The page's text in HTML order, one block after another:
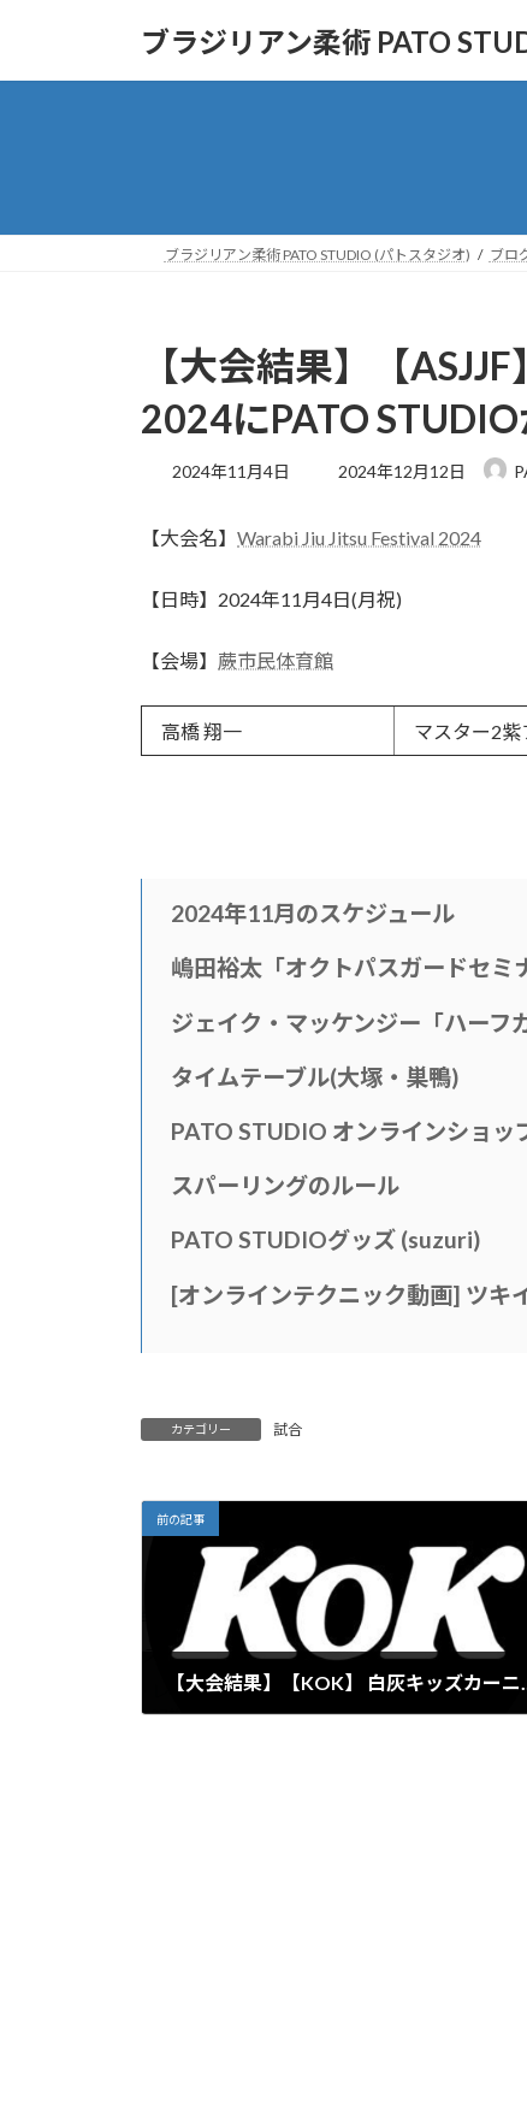
ブラジリアン柔術 PATO
ブラジリアン柔術 PATO STUDIO (パトスタジオ) ブロ
【大会結果】【
2024にPATO
2024年11月4日
最
新
時
:
2024年12月12日
【大会名】 Warabi Jiu Jitsu Festival 2024
【日時】2024年11月4日(月祝)
【会場】 蕨市民体育館
高橋 翔一 マスター2紫
2024年11月のスケジュール
嶋田裕太「オクトパスガードセミ
ジェイク・マッケンジー「ハーフ
タイムテーブル(大塚・巣鴨)
PATO STUDIO オンラインショッ
スパーリングのルール
PATO STUDIOグッズ (suzuri)
[オンラインテクニック動画] ツキ
カテゴリー 試合
前の記事